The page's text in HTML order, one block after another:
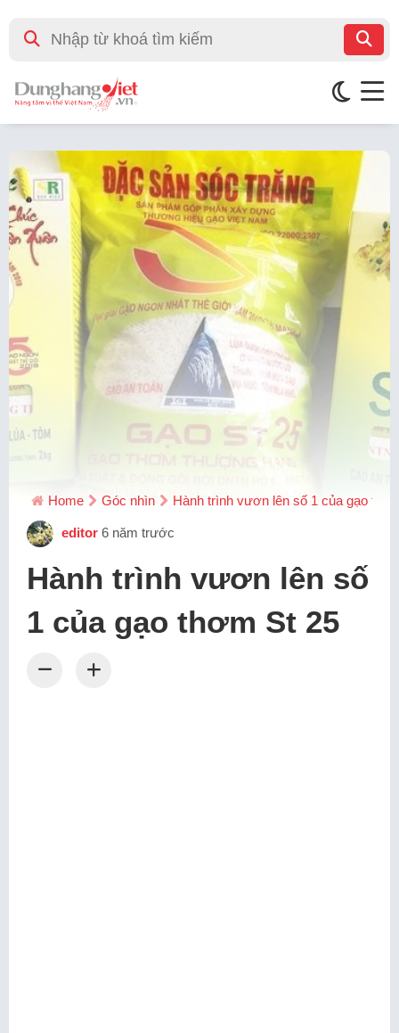
Home Góc nhìn Hành trình vươn lên số 1 của gạo
editor 6 năm trước
Hành trình vươn lên số
1 của gạo thơm St 25